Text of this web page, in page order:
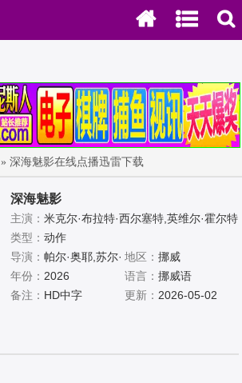
» 深海魅影在线点播迅雷下载
深海魅影
主演：米克尔·布拉特·西尔塞特,英维尔·霍尔特
·拜格德内斯,西莉耶·布雷维克,斯泰纳尔·克鲁
曼·哈勒,萨拉·霍拉米,奥伊温德·布兰泽,珍妮·埃
文森,菲利普·巴吉·拉姆伯格
类型：动作
导演：帕尔·奥耶,苏尔·
阿尔森
地区： 挪威
年份： 2026 语言： 挪威语
备注： HD中字 更新： 2026-05-02